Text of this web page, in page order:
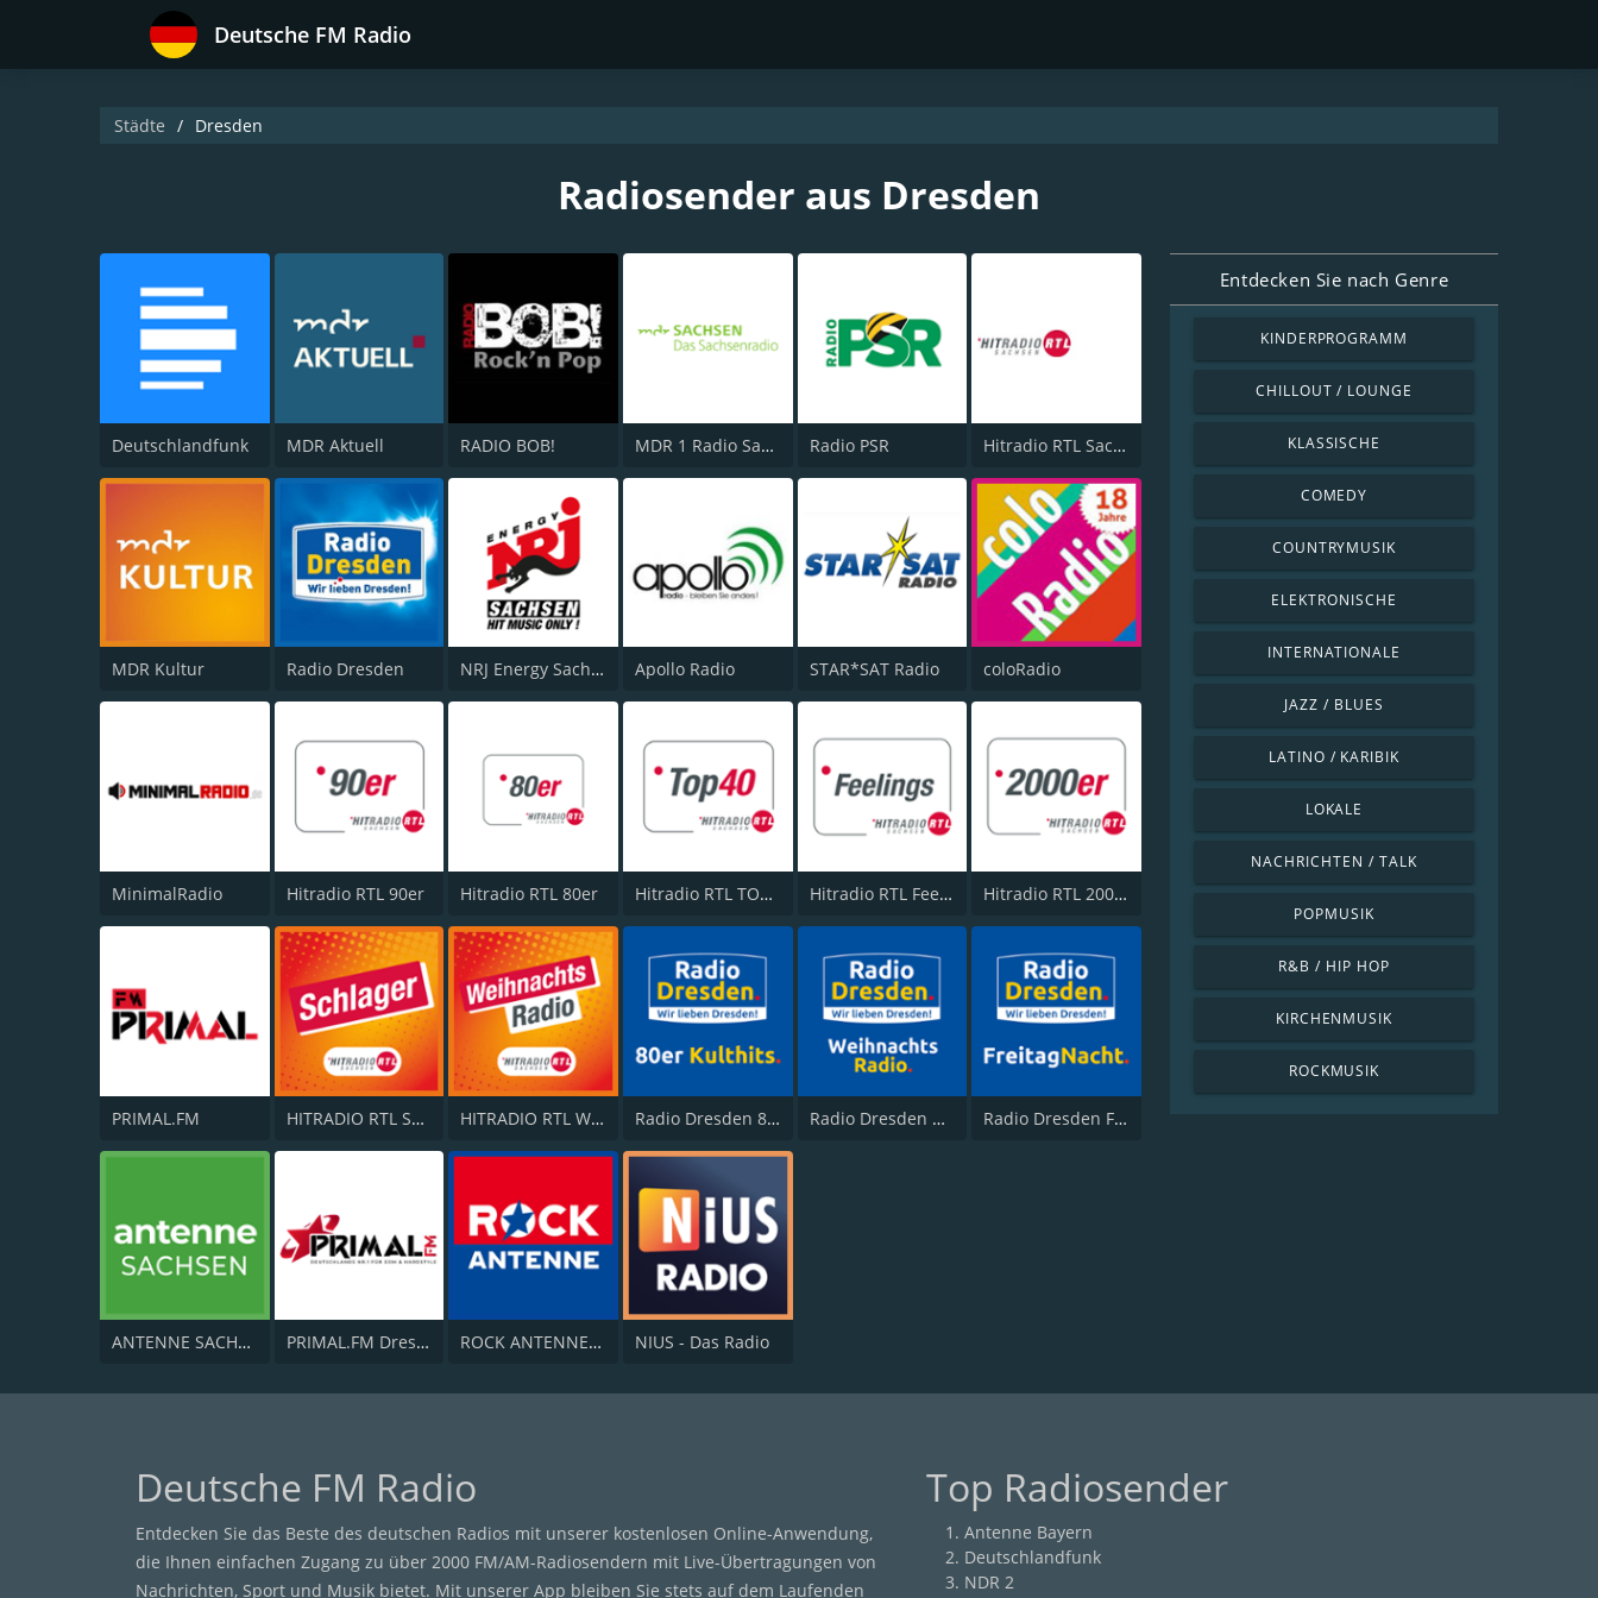
Deutsche FM Radio
Städte Dresden
Radiosender aus Dresden
Deutschlandfunk MDR Aktuell RADIO BOB! MDR 1 Radio Sachsen Radio PSR Hitradio RTL Sachsen
MDR Kultur Radio Dresden NRJ Energy Sachsen Apollo Radio STAR*SAT Radio coloRadio
MinimalRadio Hitradio RTL 90er Hitradio RTL 80er Hitradio RTL TOP40 Hitradio RTL Feelings Hitradio RTL 2000er
PRIMAL.FM HITRADIO RTL Schlager HITRADIO RTL Weihnachtsradio Radio Dresden 80er Radio Dresden Weihnachtsradio Radio Dresden FreitagNacht
ANTENNE SACHSEN PRIMAL.FM Dresden ROCK ANTENNE Deutschland NIUS - Das Radio
Entdecken Sie nach Genre
KINDERPROGRAMM
CHILLOUT / LOUNGE
KLASSISCHE
COMEDY
COUNTRYMUSIK
ELEKTRONISCHE
INTERNATIONALE
JAZZ / BLUES
LATINO / KARIBIK
LOKALE
NACHRICHTEN / TALK
POPMUSIK
R&B / HIP HOP
KIRCHENMUSIK
ROCKMUSIK
Deutsche FM Radio
Entdecken Sie das Beste des deutschen Radios mit unserer kostenlosen Online-Anwendung,
die Ihnen einfachen Zugang zu über 2000 FM/AM-Radiosendern mit Live-Übertragungen von
Nachrichten, Sport und Musik bietet. Mit unserer App bleiben Sie stets auf dem Laufenden
Top Radiosender
Antenne Bayern
Deutschlandfunk
NDR 2